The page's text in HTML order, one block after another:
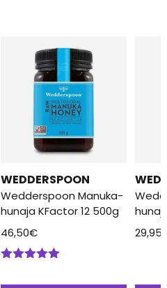
WEDDERSPOON
Wedderspoon Manuka-
hunaja KFactor 12 500g
46,50€
29,95